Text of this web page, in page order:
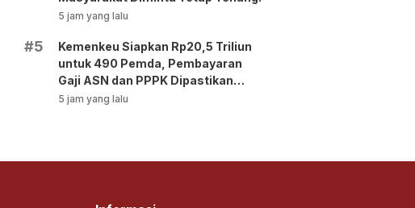
5 jam yang lalu
#5
Kemenkeu Siapkan Rp20,5 Triliun
untuk 490 Pemda, Pembayaran
Gaji ASN dan PPPK Dipastikan
Tetap Berjalan!
5 jam yang lalu